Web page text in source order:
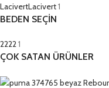
LacivertLacivert1
BEDEN SEÇİN
22221
ÇOK SATAN ÜRÜNLER